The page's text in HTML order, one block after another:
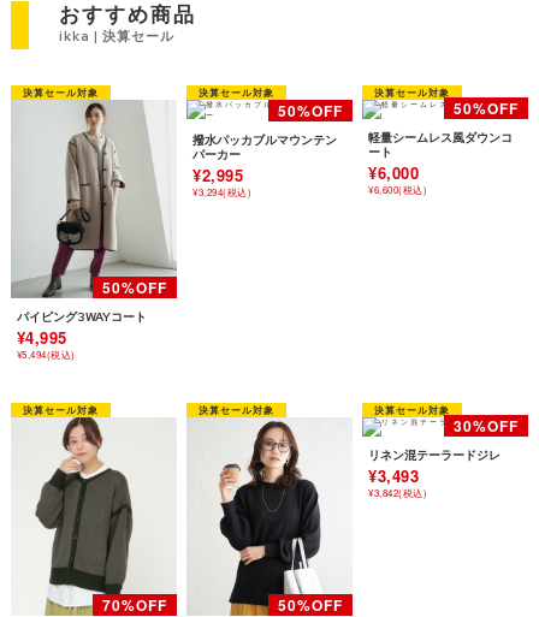
おすすめ商品
ikka | 決算セール
パイピング3WAYコート
¥4,995
¥5,494(税込)
撥水パッカブルマウンテン
パーカー
¥2,995
¥3,294(税込)
軽量シームレス風ダウンコ
ート
¥6,000
¥6,600(税込)
リネン混テーラードジレ
¥3,493
¥3,842(税込)